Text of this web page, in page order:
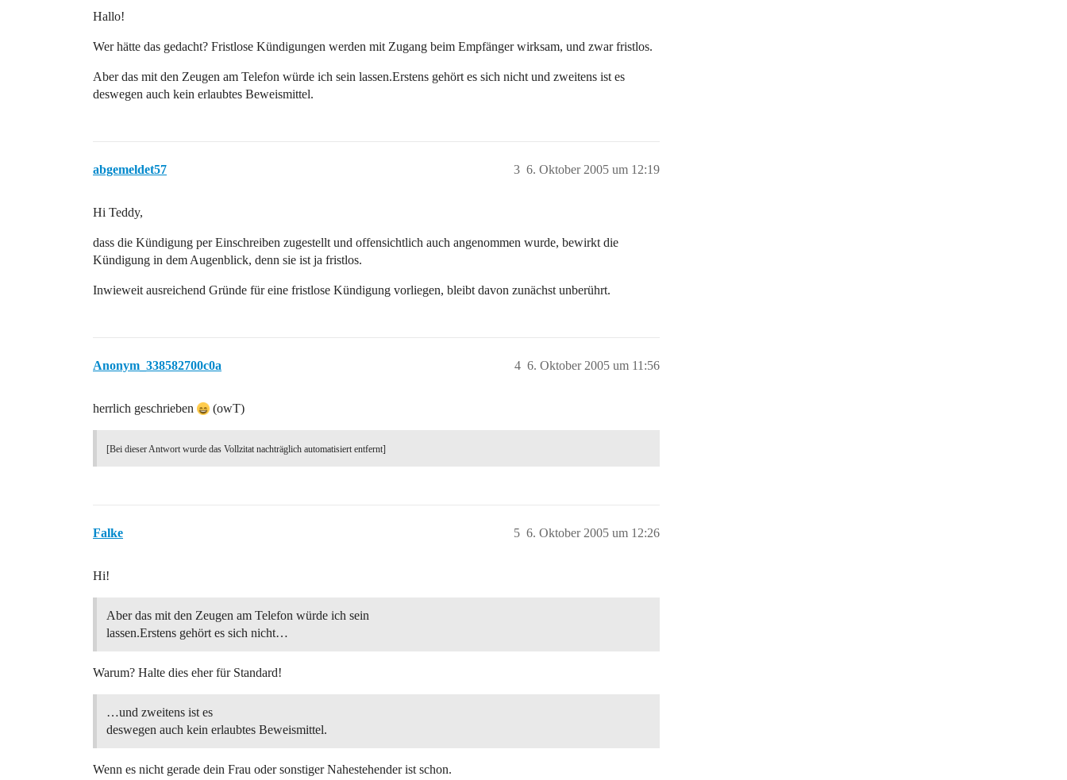
Hallo!
Wer hätte das gedacht? Fristlose Kündigungen werden mit Zugang beim Empfänger wirksam, und zwar fristlos.
Aber das mit den Zeugen am Telefon würde ich sein lassen.Erstens gehört es sich nicht und zweitens ist es
deswegen auch kein erlaubtes Beweismittel.
abgemeldet57 6. Oktober 2005 um 12:19
3
Hi Teddy,
dass die Kündigung per Einschreiben zugestellt und offensichtlich auch angenommen wurde, bewirkt die
Kündigung in dem Augenblick, denn sie ist ja fristlos.
Inwieweit ausreichend Gründe für eine fristlose Kündigung vorliegen, bleibt davon zunächst unberührt.
Anonym_338582700c0a 6. Oktober 2005 um 11:56
4
herrlich geschrieben (owT)
[Bei dieser Antwort wurde das Vollzitat nachträglich automatisiert entfernt]
Falke 6. Oktober 2005 um 12:26
5
Hi!
Aber das mit den Zeugen am Telefon würde ich sein
lassen.Erstens gehört es sich nicht…
Warum? Halte dies eher für Standard!
…und zweitens ist es
deswegen auch kein erlaubtes Beweismittel.
Wenn es nicht gerade dein Frau oder sonstiger Nahestehender ist schon.